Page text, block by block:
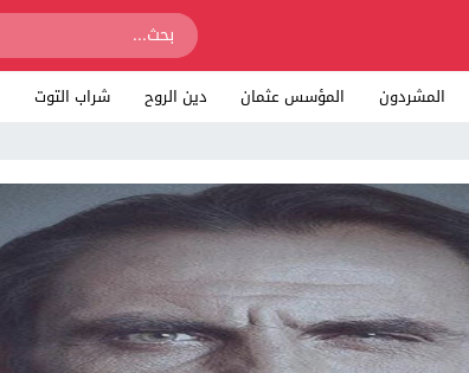
المشردون المؤسس عثمان دين الروح شراب التوت